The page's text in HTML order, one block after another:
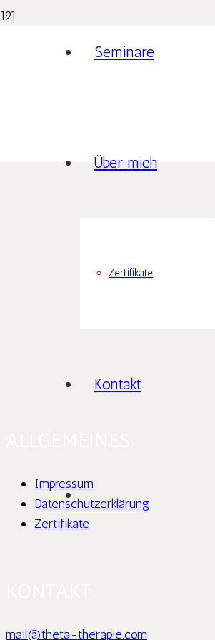
Seminare
Über mich
Zertifikate
Kontakt
Impressum
Datenschutzerklärung
Zertifikate
mail@theta-therapie.com